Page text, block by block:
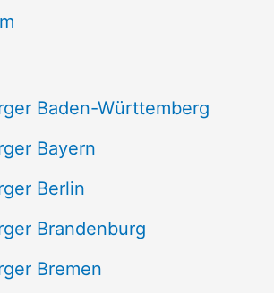
Baden-Württemberg
Bayern
Berlin
Brandenburg
Bremen